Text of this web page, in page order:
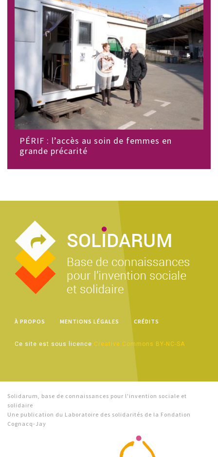
PÉRIF : l’accès au soin de femmes en
grande précarité
À PROPOS MENTIONS LÉGALES CRÉDITS
Ce site est sous licence Creative Commons BY-NC-SA
Solidarum, base de connaissances pour l'invention sociale et
solidaire
Une publication du Laboratoire des solidarités de la Fondation
Cognacq-Jay